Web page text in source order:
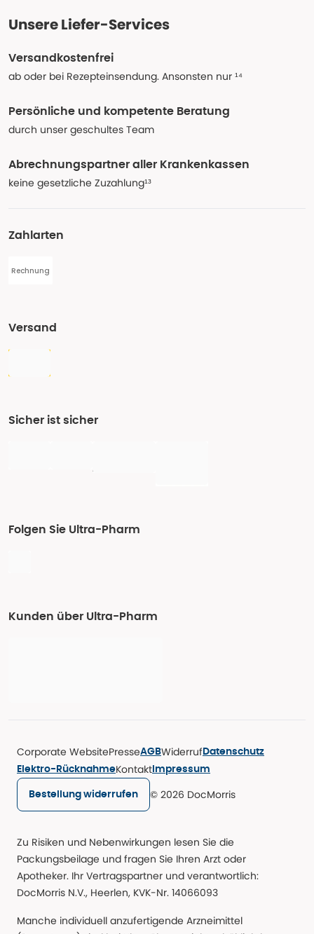
Unsere Liefer-Services
Versandkostenfrei
ab oder bei Rezepteinsendung. Ansonsten nur ¹⁴
Persönliche und kompetente Beratung
durch unser geschultes Team
Abrechnungspartner aller Krankenkassen
keine gesetzliche Zuzahlung¹³
Zahlarten
Rechnung
Versand
Sicher ist sicher
Folgen Sie Ultra-Pharm
Kunden über Ultra-Pharm
Corporate WebsitePresseAGBWiderruf Datenschutz
Elektro-RücknahmeKontakt Impressum
Bestellung widerrufen © 2026 DocMorris
Zu Risiken und Nebenwirkungen lesen Sie die
Packungsbeilage und fragen Sie Ihren Arzt oder
Apotheker. Ihr Vertragspartner und verantwortlich:
DocMorris N.V., Heerlen, KVK-Nr. 14066093
Manche individuell anzufertigende Arzneimittel